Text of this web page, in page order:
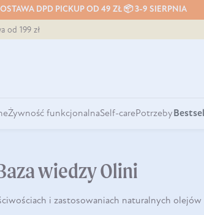
DPD PICKUP OD 49 ZŁ 📦 3-9 SIERPNIA
od 199 zł
Żywność funkcjonalnaSelf-carePotrzeby
wiedzy Olini
i zastosowaniach naturalnych olejów